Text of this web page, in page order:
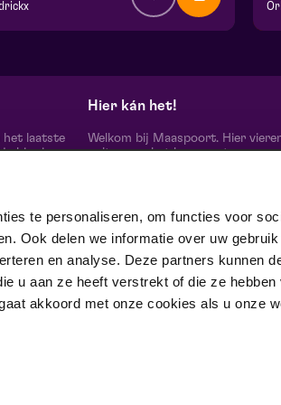
te personaliseren, om functies voor
Ook delen we informatie over uw
en analyse. Deze partners kunnen
u aan ze heeft verstrekt of die ze hebben
akkoord met onze cookies als u onze
2026 | 20:15
het laatste
hier in
Hier kán het!
Welkom bij Maaspoort. Hier
cultuur en het leven met een
echte verschil maak je samen’.
Winnaar van de Red Dot Award
& Communication Design 2024
categorie Corporate Design &